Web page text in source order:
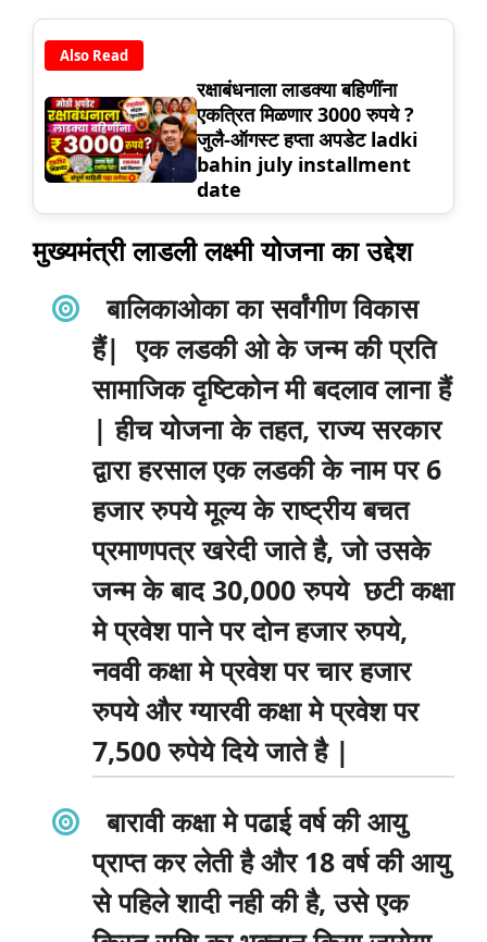
Also Read
रक्षाबंधनाला लाडक्या बहिणींना
एकत्रित मिळणार 3000 रुपये ?
जुलै-ऑगस्ट हप्ता अपडेट ladki
bahin july installment
date
मुख्यमंत्री लाडली लक्ष्मी योजना का उद्देश
बालिकाओका का सर्वांगीण विकास
हैं| एक लडकी ओ के जन्म की प्रति
सामाजिक दृष्टिकोन मी बदलाव लाना हैं
| हीच योजना के तहत, राज्य सरकार
द्वारा हरसाल एक लडकी के नाम पर 6
हजार रुपये मूल्य के राष्ट्रीय बचत
प्रमाणपत्र खरेदी जाते है, जो उसके
जन्म के बाद 30,000 रुपये छटी कक्षा
मे प्रवेश पाने पर दोन हजार रुपये,
नववी कक्षा मे प्रवेश पर चार हजार
रुपये और ग्यारवी कक्षा मे प्रवेश पर
7,500 रुपेये दिये जाते है |
बारावी कक्षा मे पढाई वर्ष की आयु
प्राप्त कर लेती है और 18 वर्ष की आयु
से पहिले शादी नही की है, उसे एक